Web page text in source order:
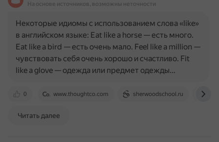
На основе источников, возможны неточности
0 www.thoughtco.com sherwoodschool.ru
Некоторые идиомы с использованием слова «like»
в английском языке: Eat like a horse — есть много.
Eat like a bird — есть очень мало. Feel like a million —
чувствовать себя очень хорошо и счастливо. Fit
like a glove — одежда или предмет одежды…
Читать далее